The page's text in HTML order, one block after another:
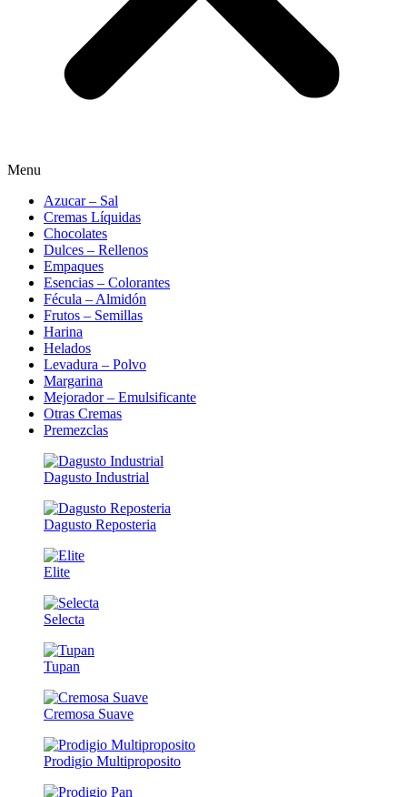
Menu
Azucar – Sal
Cremas Líquidas
Chocolates
Dulces – Rellenos
Empaques
Esencias – Colorantes
Fécula – Almidón
Frutos – Semillas
Harina
Helados
Levadura – Polvo
Margarina
Mejorador – Emulsificante
Otras Cremas
Premezclas
Dagusto Industrial
Dagusto Reposteria
Elite
Selecta
Tupan
Cremosa Suave
Prodigio Multiproposito